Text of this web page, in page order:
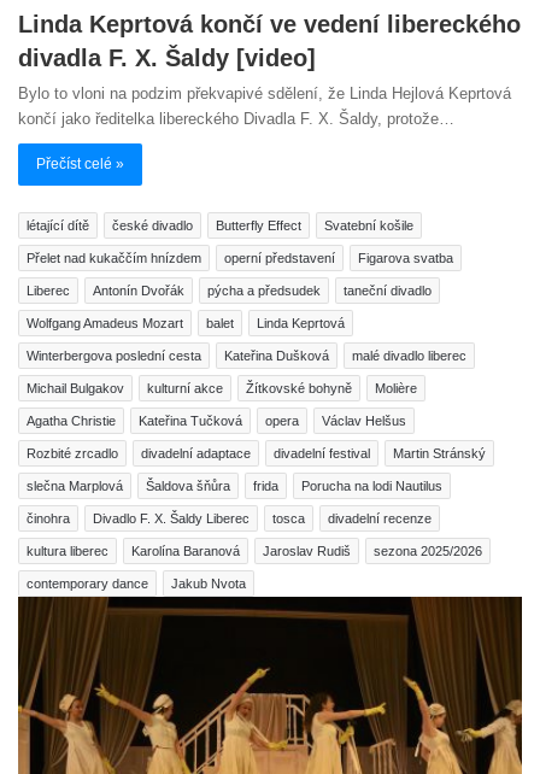
Linda Keprtová končí ve vedení libereckého
divadla F. X. Šaldy [video]
Bylo to vloni na podzim překvapivé sdělení, že Linda Hejlová Keprtová
končí jako ředitelka libereckého Divadla F. X. Šaldy, protože…
Přečíst celé »
létající dítě české divadlo Butterfly Effect Svatební košile
Přelet nad kukaččím hnízdem operní představení Figarova svatba
Liberec Antonín Dvořák pýcha a předsudek taneční divadlo
Wolfgang Amadeus Mozart balet Linda Keprtová
Winterbergova poslední cesta Kateřina Dušková malé divadlo liberec
Michail Bulgakov kulturní akce Žítkovské bohyně Molière
Agatha Christie Kateřina Tučková opera Václav Helšus
Rozbité zrcadlo divadelní adaptace divadelní festival Martin Stránský
slečna Marplová Šaldova šňůra frida Porucha na lodi Nautilus
činohra Divadlo F. X. Šaldy Liberec tosca divadelní recenze
kultura liberec Karolína Baranová Jaroslav Rudiš sezona 2025/2026
contemporary dance Jakub Nvota